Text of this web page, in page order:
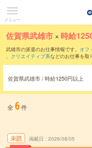
メニュー
佐賀県武雄市 × 時給
武雄市の派遣のお仕事情報です。 オフ
、 クリエイティブ系などのお仕事を取
佐賀県武雄市 / 時給1250円以上
全 6件
未読 掲載日 2026/08/05